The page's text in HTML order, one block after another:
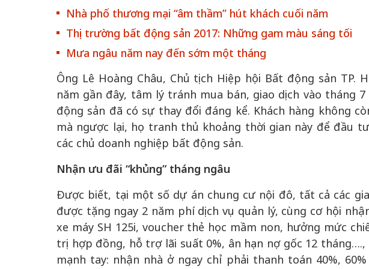
Nhà phố thương mại “âm thầm” hút khách cuối năm
Thị trường bất động sản 2017: Những gam màu sáng tối
Mưa ngâu năm nay đến sớm một tháng
Ông Lê Hoàng Châu, Chủ tịch Hiệp hội Bất động sản TP.
năm gần đây, tâm lý tránh mua bán, giao dịch vào tháng
động sản đã có sự thay đổi đáng kể. Khách hàng không
mà ngược lại, họ tranh thủ khoảng thời gian này để đầu
các chủ doanh nghiệp bất động sản.
Nhận ưu đãi “khủng” tháng ngâu
Được biết, tại một số dự án chung cư nội đô, tất cả các
được tặng ngay 2 năm phí dịch vụ quản lý, cùng cơ hội
xe máy SH 125i, voucher thẻ học mầm non, hưởng mức
trị hợp đồng, hỗ trợ lãi suất 0%, ân hạn nợ gốc 12
mạnh tay: nhận nhà ở ngay chỉ phải thanh toán 40%,
50 năm Việt Nam gia
nhập UNESCO: Khơi
nguồn nội lực văn hóa,
định hình vị thế kiến
làm nên diện mạo mới
50 năm Việt Nam gia
nhập UNESCO: Khơi
nguồn nội lực văn hóa,
định hình vị thế kiến
quốc tế bằng bản lĩnh
Việt Nam
50
nhập
nguồn
định